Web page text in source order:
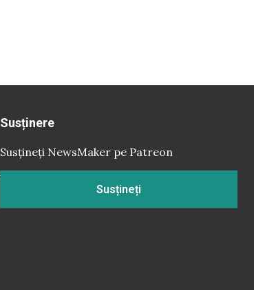
Susținere
Susțineți NewsMaker pe Patreon
Susțineți